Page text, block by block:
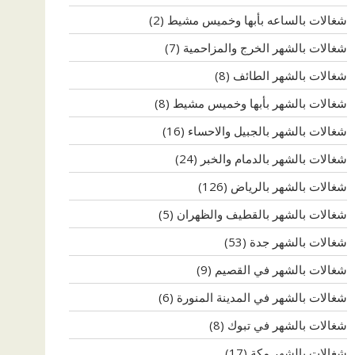
شغالات بالساعه بأبها وخميس مشيط (2)
شغالات بالشهر الخرج والمزاحمية (7)
شغالات بالشهر الطائف (8)
شغالات بالشهر بأبها وخميس مشيط (8)
شغالات بالشهر بالجبيل والاحساء (16)
شغالات بالشهر بالدمام والخبر (24)
شغالات بالشهر بالرياض (126)
شغالات بالشهر بالقطيف والظهران (5)
شغالات بالشهر جدة (53)
شغالات بالشهر في القصيم (9)
شغالات بالشهر في المدينة المنورة (6)
شغالات بالشهر في تبوك (8)